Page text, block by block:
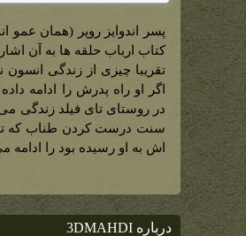
پسر اندوایز روپر (همان عمو
کتاب ارباب حلقه ها به آن
تقریبا چیزی از زندگی انسون
اگر او راه پدرش را ادامه داده
در روستای تای فیلد زندگی
سنت درست کردن طناب که
اش به او رسیده بود را
درباره 3DMAHDI